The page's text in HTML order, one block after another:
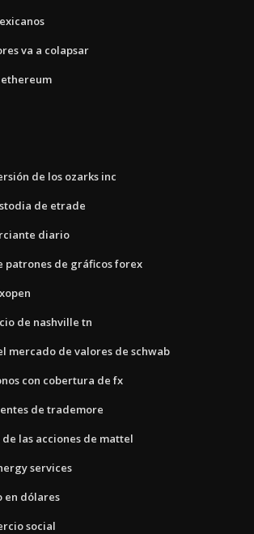
va a colapsar
de los ozarks inc
de etrade
diario
patrones de gráficos forex
de nashville tn
mercado de valores de schwab
con cobertura de fx
de trademore
las acciones de mattel
services
en dólares
social